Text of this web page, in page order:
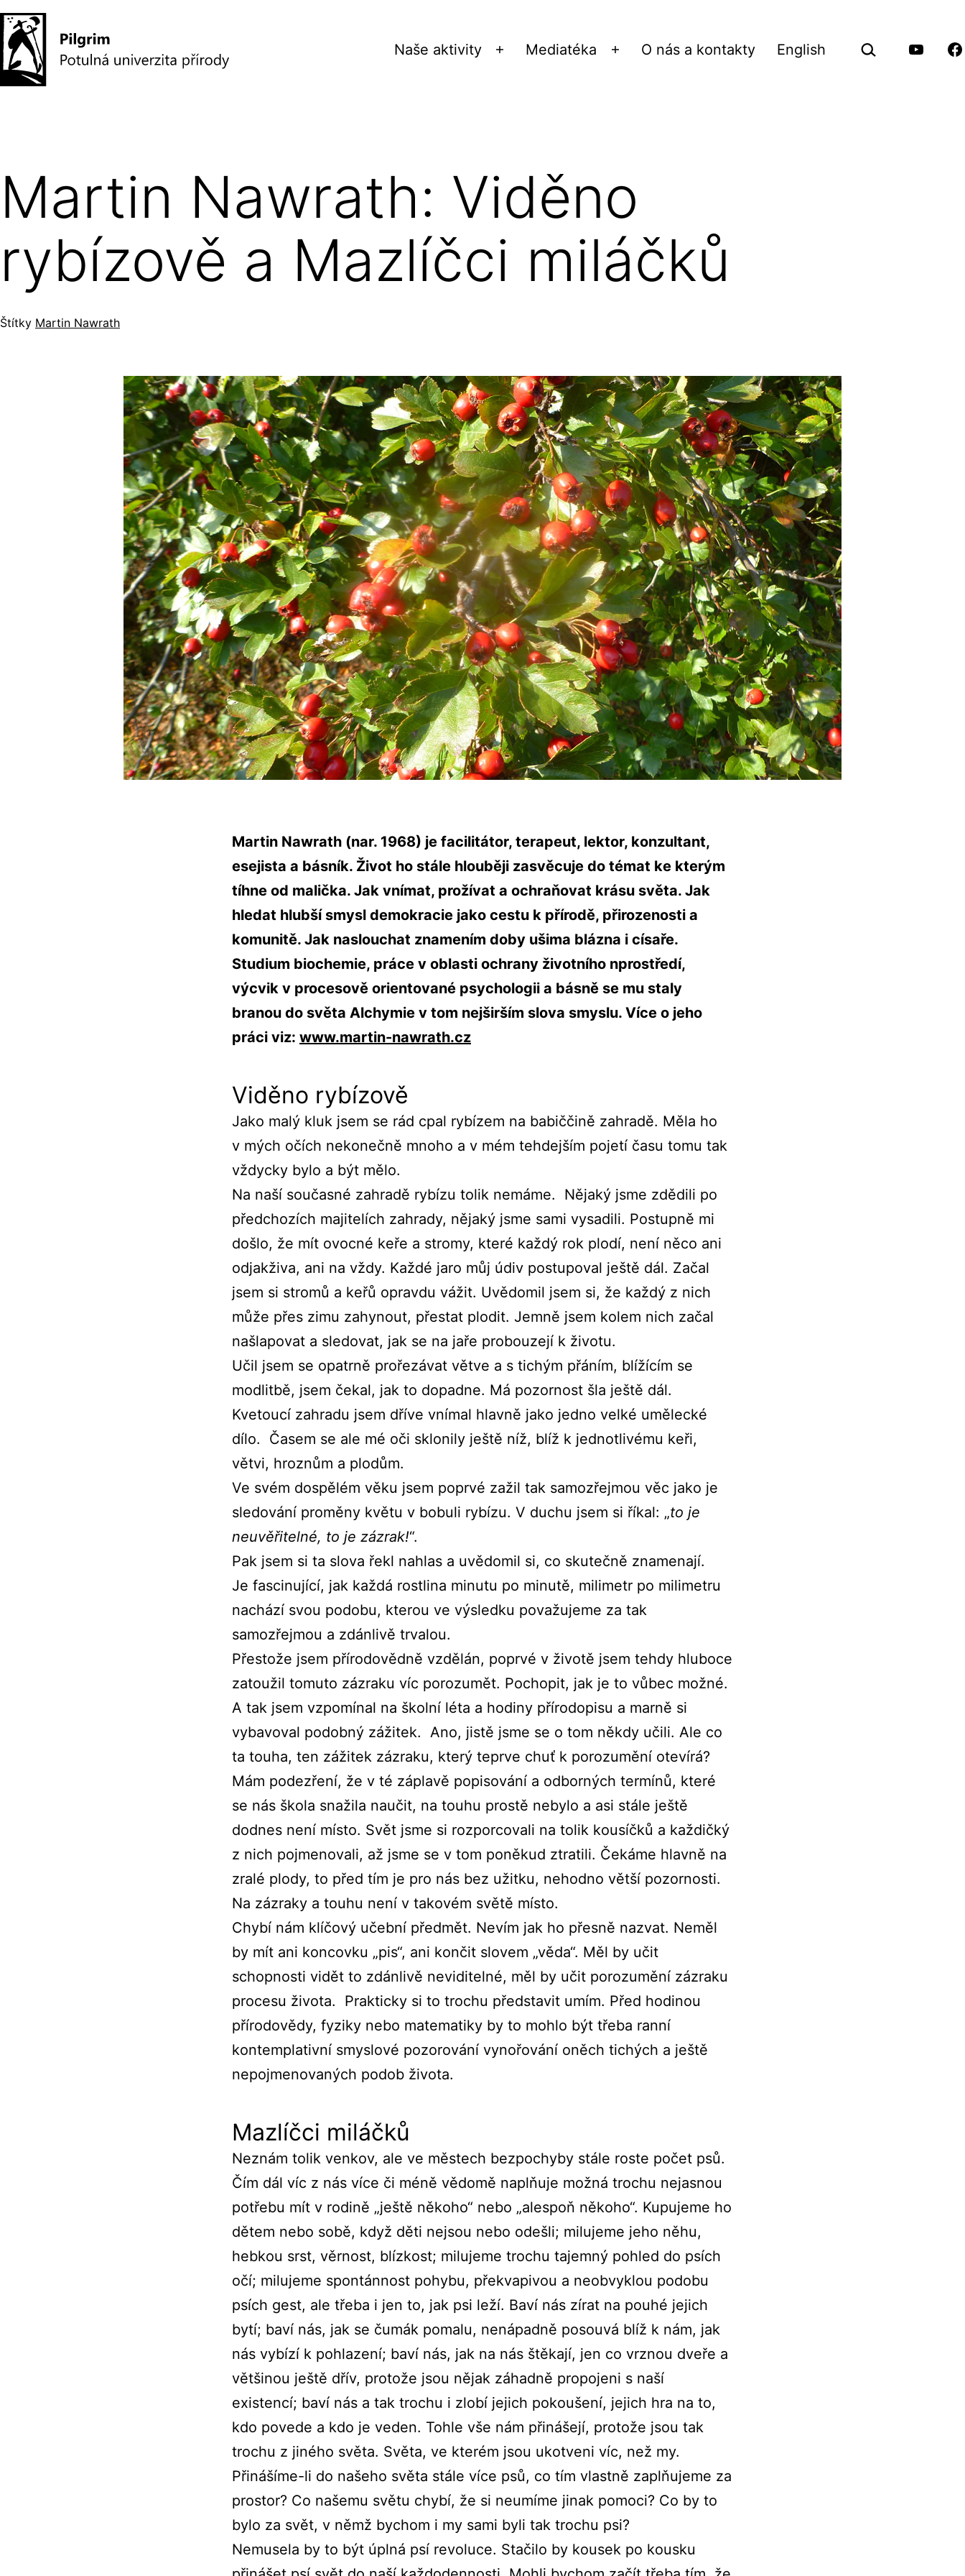
Přejít
k
obsahu
univerzita
přírody
Naše aktivity
Otevřít
Mediatéka
Otevřít
O nás a kontakty English
Hledat
…
Martin Nawrath: Viděno
rybízově a Mazlíčci miláčků
Štítky Martin Nawrath
Martin Nawrath (nar. 1968) je facilitátor, terapeut, lektor, konzultant,
esejista a básník. Život ho stále hlouběji zasvěcuje do témat ke kterým
tíhne od malička. Jak vnímat, prožívat a ochraňovat krásu světa. Jak
hledat hlubší smysl demokracie jako cestu k přírodě, přirozenosti a
komunitě. Jak naslouchat znamením doby ušima blázna i císaře.
Studium biochemie, práce v oblasti ochrany životního nprostředí,
výcvik v procesově orientované psychologii a básně se mu staly
branou do světa Alchymie v tom nejširším slova smyslu. Více o jeho
práci viz: www.martin-nawrath.cz
Viděno rybízově
Jako malý kluk jsem se rád cpal rybízem na babiččině zahradě. Měla ho
v mých očích nekonečně mnoho a v mém tehdejším pojetí času tomu tak
vždycky bylo a být mělo.
Na naší současné zahradě rybízu tolik nemáme. Nějaký jsme zdědili po
předchozích majitelích zahrady, nějaký jsme sami vysadili. Postupně mi
došlo, že mít ovocné keře a stromy, které každý rok plodí, není něco ani
odjakživa, ani na vždy. Každé jaro můj údiv postupoval ještě dál. Začal
jsem si stromů a keřů opravdu vážit. Uvědomil jsem si, že každý z nich
může přes zimu zahynout, přestat plodit. Jemně jsem kolem nich začal
našlapovat a sledovat, jak se na jaře probouzejí k životu.
Učil jsem se opatrně prořezávat větve a s tichým přáním, blížícím se
modlitbě, jsem čekal, jak to dopadne. Má pozornost šla ještě dál.
Kvetoucí zahradu jsem dříve vnímal hlavně jako jedno velké umělecké
dílo. Časem se ale mé oči sklonily ještě níž, blíž k jednotlivému keři,
větvi, hroznům a plodům.
Ve svém dospělém věku jsem poprvé zažil tak samozřejmou věc jako je
sledování proměny květu v bobuli rybízu. V duchu jsem si říkal: „to je
neuvěřitelné, to je zázrak!“.
Pak jsem si ta slova řekl nahlas a uvědomil si, co skutečně znamenají.
Je fascinující, jak každá rostlina minutu po minutě, milimetr po milimetru
nachází svou podobu, kterou ve výsledku považujeme za tak
samozřejmou a zdánlivě trvalou.
Přestože jsem přírodovědně vzdělán, poprvé v životě jsem tehdy hluboce
zatoužil tomuto zázraku víc porozumět. Pochopit, jak je to vůbec možné.
A tak jsem vzpomínal na školní léta a hodiny přírodopisu a marně si
vybavoval podobný zážitek. Ano, jistě jsme se o tom někdy učili. Ale co
ta touha, ten zážitek zázraku, který teprve chuť k porozumění otevírá?
Mám podezření, že v té záplavě popisování a odborných termínů, které
se nás škola snažila naučit, na touhu prostě nebylo a asi stále ještě
dodnes není místo. Svět jsme si rozporcovali na tolik kousíčků a každičký
z nich pojmenovali, až jsme se v tom poněkud ztratili. Čekáme hlavně na
zralé plody, to před tím je pro nás bez užitku, nehodno větší pozornosti.
Na zázraky a touhu není v takovém světě místo.
Chybí nám klíčový učební předmět. Nevím jak ho přesně nazvat. Neměl
by mít ani koncovku „pis“, ani končit slovem „věda“. Měl by učit
schopnosti vidět to zdánlivě neviditelné, měl by učit porozumění zázraku
procesu života. Prakticky si to trochu představit umím. Před hodinou
přírodovědy, fyziky nebo matematiky by to mohlo být třeba ranní
kontemplativní smyslové pozorování vynořování oněch tichých a ještě
nepojmenovaných podob života.
Mazlíčci miláčků
Neznám tolik venkov, ale ve městech bezpochyby stále roste počet psů.
Čím dál víc z nás více či méně vědomě naplňuje možná trochu nejasnou
potřebu mít v rodině „ještě někoho“ nebo „alespoň někoho“. Kupujeme ho
dětem nebo sobě, když děti nejsou nebo odešli; milujeme jeho něhu,
hebkou srst, věrnost, blízkost; milujeme trochu tajemný pohled do psích
očí; milujeme spontánnost pohybu, překvapivou a neobvyklou podobu
psích gest, ale třeba i jen to, jak psi leží. Baví nás zírat na pouhé jejich
bytí; baví nás, jak se čumák pomalu, nenápadně posouvá blíž k nám, jak
nás vybízí k pohlazení; baví nás, jak na nás štěkají, jen co vrznou dveře a
většinou ještě dřív, protože jsou nějak záhadně propojeni s naší
existencí; baví nás a tak trochu i zlobí jejich pokoušení, jejich hra na to,
kdo povede a kdo je veden. Tohle vše nám přinášejí, protože jsou tak
trochu z jiného světa. Světa, ve kterém jsou ukotveni víc, než my.
Přinášíme-li do našeho světa stále více psů, co tím vlastně zaplňujeme za
prostor? Co našemu světu chybí, že si neumíme jinak pomoci? Co by to
bylo za svět, v němž bychom i my sami byli tak trochu psi?
Nemusela by to být úplná psí revoluce. Stačilo by kousek po kousku